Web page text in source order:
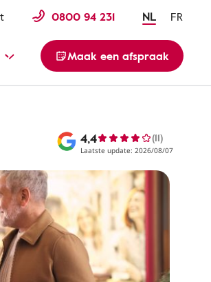
0800 94 231 NL FR
Maak een afspraak
4,4 (11)
Laatste update: 2026/08/07